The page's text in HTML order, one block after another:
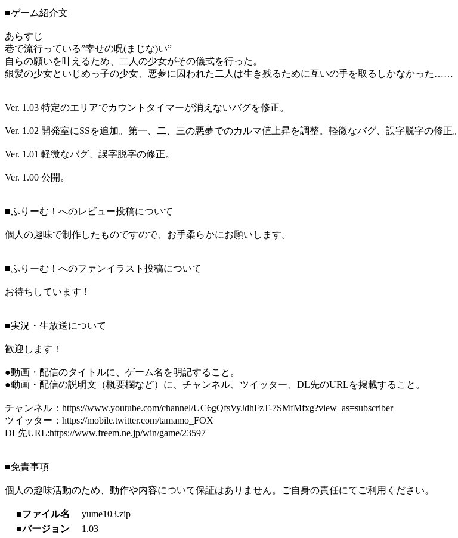
■ゲーム紹介文
あらすじ
巷で流行っている”幸せの呪(まじな)い”
自らの願いを叶えるため、二人の少女がその儀式を行った。
銀髪の少女といじめっ子の少女、悪夢に囚われた二人は生き残るために互いの手を取るしかなかった……
Ver. 1.03 特定のエリアでカウントタイマーが消えないバグを修正。
Ver. 1.02 開発室にSSを追加。第一、二、三の悪夢でのカルマ値上昇を調整。軽微なバグ、誤字脱字の修正。
Ver. 1.01 軽微なバグ、誤字脱字の修正。
Ver. 1.00 公開。
■ふりーむ！へのレビュー投稿について
個人の趣味で制作したものですので、お手柔らかにお願いします。
■ふりーむ！へのファンイラスト投稿について
お待ちしています！
■実況・生放送について
歓迎します！
●動画・配信のタイトルに、ゲーム名を明記すること。
●動画・配信の説明文（概要欄など）に、チャンネル、ツイッター、DL先のURLを掲載すること。
チャンネル：https://www.youtube.com/channel/UC6gQfsVyJdhFzT-7SMfMfxg?view_as=subscriber
ツイッター：https://mobile.twitter.com/tamamo_FOX
DL先URL:https://www.freem.ne.jp/win/game/23597
■免責事項
個人の趣味活動のため、動作や内容について保証はありません。ご自身の責任にてご利用ください。
■ファイル名
yume103.zip
■バージョン
1.03